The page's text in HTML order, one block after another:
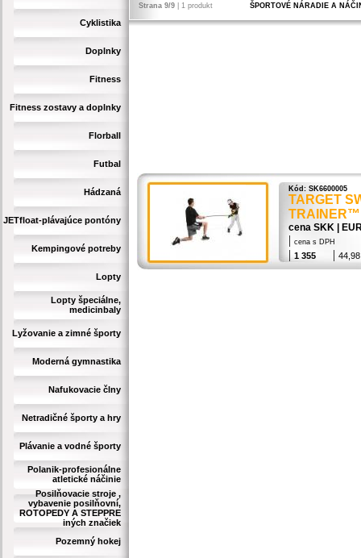
Cyklistika
Doplnky
Fitness
Fitness zostavy a doplnky
Florball
Futbal
Hádzaná
JETfloat-plávajúce pontóny
Kempingové potreby
Lopty
Lopty špeciálne,
medicinbaly
Lyžovanie a zimné športy
Moderná gymnastika
Nafukovacie člny
Netradičné športy a hry
Plávanie a vodné športy
Polanik-profesionálne
atletické náčinie
Posilňovacie stroje ,
vybavenie posilňovní,
ROTOPEDY A STEPPRE
iných značiek
Pozemný hokej
Strana 9/9 | 1 produkt ŠPORTOVÉ NÁRADIE A
Kód: SK6600005
TARGET
TRAINER™
cena SKK |
| cena s DPH
| 1 355 | 44,98